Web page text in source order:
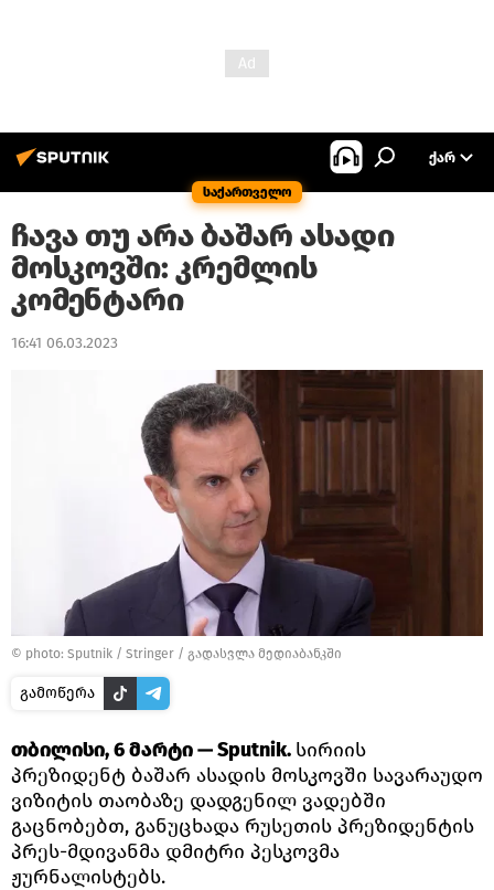
საქართველო
ᲥᲐᲠ
ჩავა თუ არა ბაშარ ასადი
მოსკოვში: კრემლის
კომენტარი
16:41 06.03.2023
© photo: Sputnik / Stringer / გადასვლა მედიაბანკში
გამოწერა
თბილისი, 6 მარტი — Sputnik. სირიის
პრეზიდენტ ბაშარ ასადის მოსკოვში სავარაუდო
ვიზიტის თაობაზე დადგენილ ვადებში
გაცნობებთ, განუცხადა რუსეთის პრეზიდენტის
პრეს-მდივანმა დმიტრი პესკოვმა
ჟურნალისტებს.